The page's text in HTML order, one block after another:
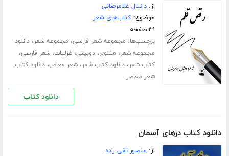
از:دانیال غلامرضائی
موضوع:کتاب‌های شعر
۳۱ صفحه
برچسب‌ها: مجموعه شعر فارسی، مجموعه شعر،دانلود
مجموعه شعر، مثنوی،دوبیتی، غزلیات،شعر فارسی،
کتاب شعر،دانلود کتاب شعر،شعر معاصر،دانلود کتاب
شعر معاصر
دانلود کتاب
دانلود کتاب درهای آسمان
از: منصور تقی زاده